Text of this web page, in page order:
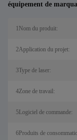
équipement de
1Nom du produit:
2Application du projet:
3Type de laser:
4Zone de travail:
5Logiciel de commande:
6Produits de